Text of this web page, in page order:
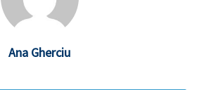
Ana Gherciu